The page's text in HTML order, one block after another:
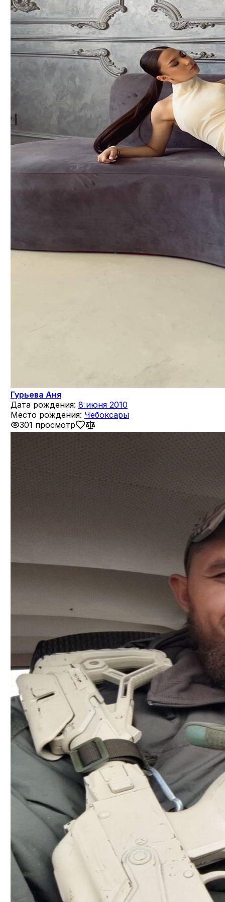
Гурьева Аня
Дата рождения: 8 июня 2010
Место рождения: Чебоксары
301 просмотр